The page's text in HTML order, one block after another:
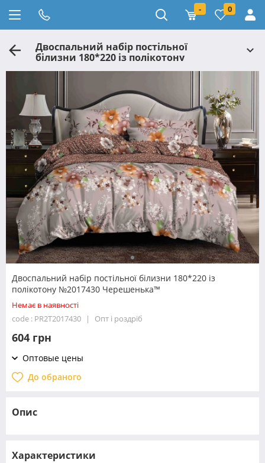
- 0
Двоспальний набір постільної
білизни 180*220 із полікотону
№2017430 Черешенька™
Двоспальний набір постільної білизни 180*220 із
полікотону №2017430 Черешенька™
Немає в наявності
code : PR2T2017430
Опт і роздріб
604 грн
Оптовые цены
До обраного
Опис
Характеристики